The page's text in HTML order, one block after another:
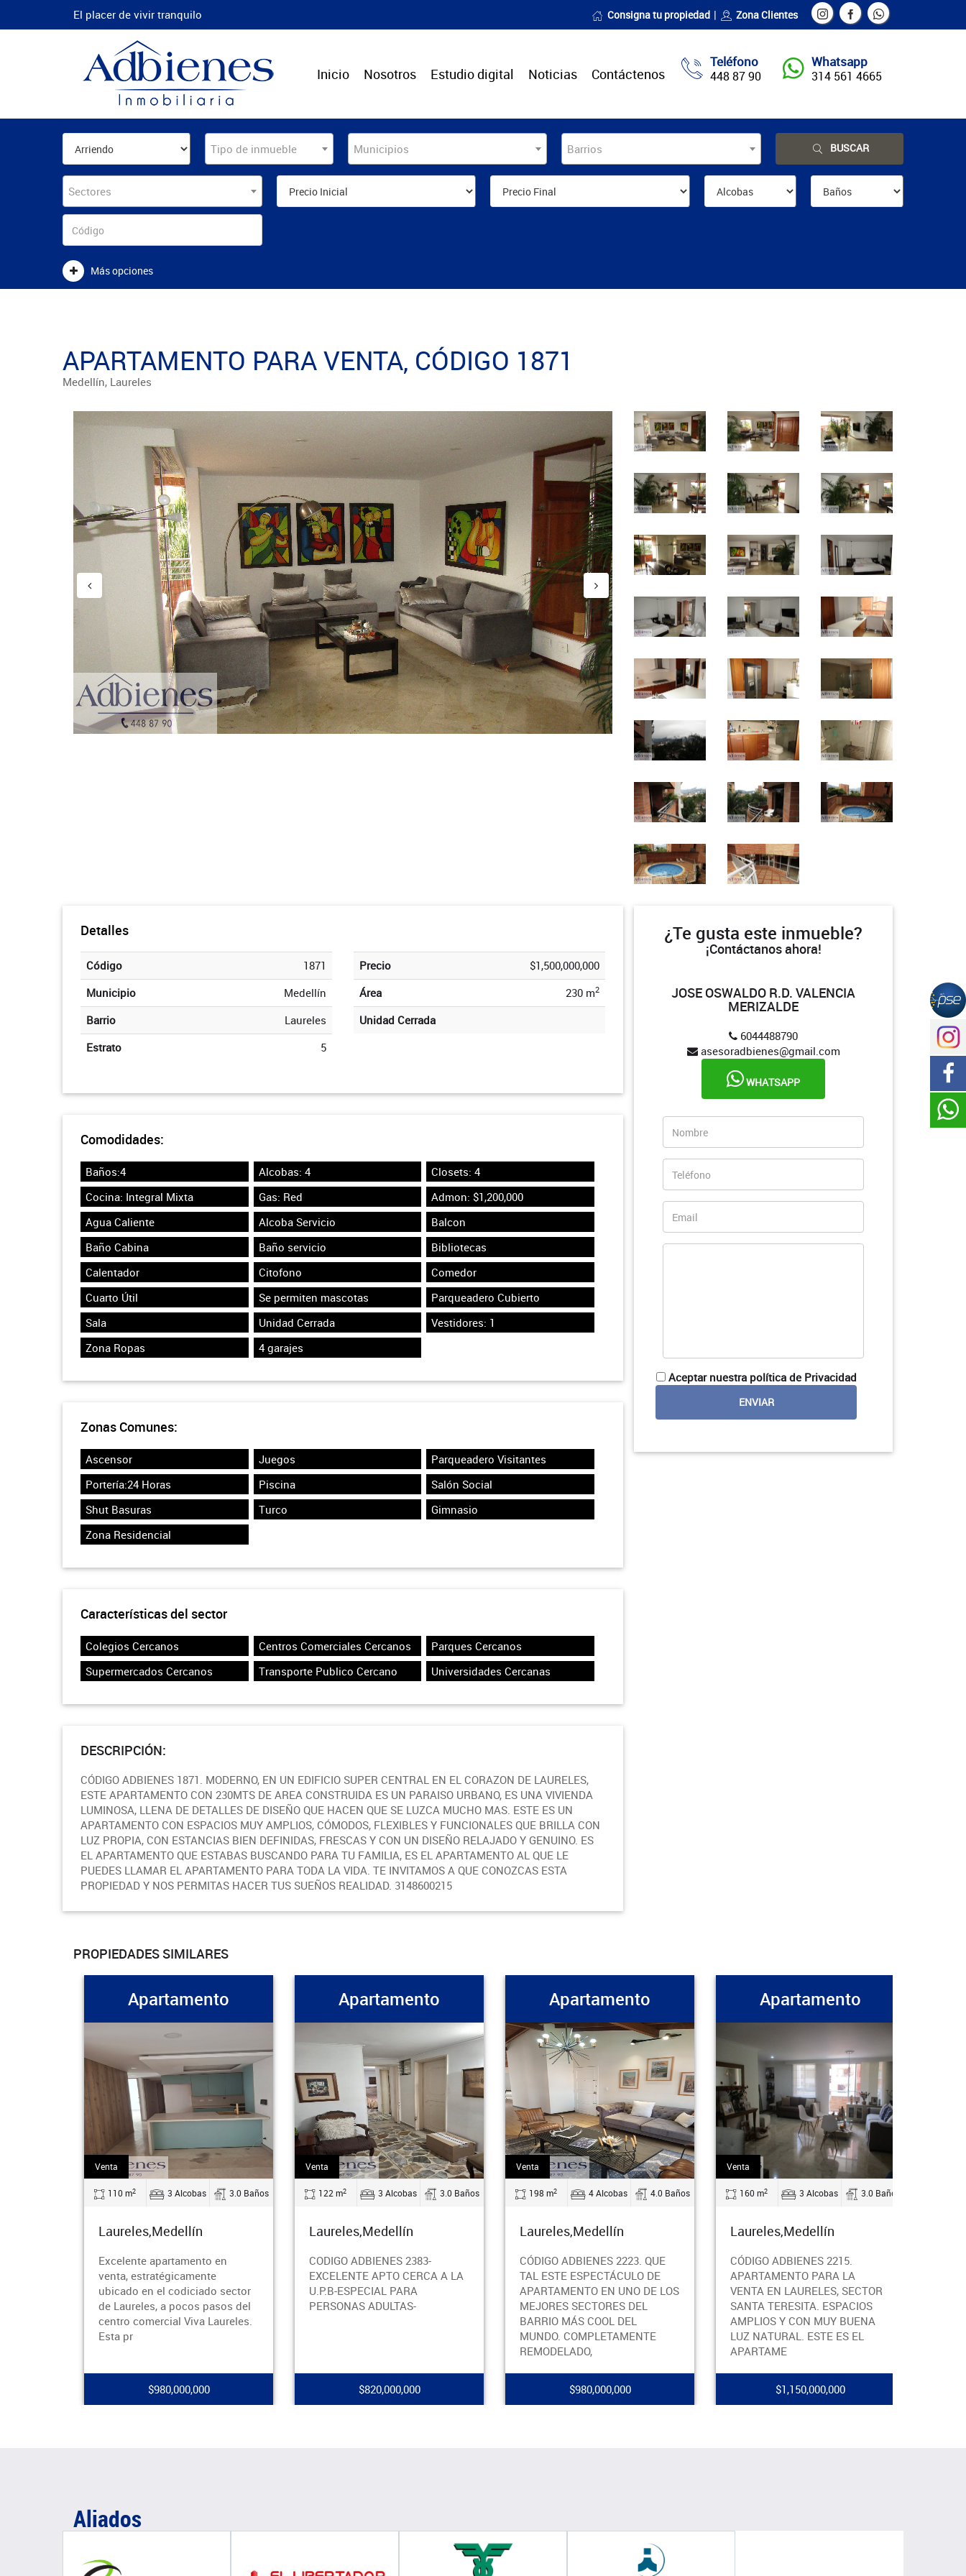
El placer de vivir tranquilo Consigna tu propiedad Zona Clientes
Teléfono
448 87 90
Whatsapp
314 561 4665
Inicio Nosotros Estudio digital Noticias Contáctenos
Tipo de inmueble Municipios Barrios BUSCAR
Sectores
Más opciones
APARTAMENTO PARA VENTA, CÓDIGO 1871
Medellín, Laureles
Detalles
Código
1871
Municipio
Medellín
Barrio
Laureles
Estrato
5
Precio
$1,500,000,000
Área
230 m2
Unidad Cerrada
Comodidades:
Baños:4 Alcobas: 4
Closets: 4
Cocina: Integral Mixta
Gas: Red
Admon: $1,200,000
Agua Caliente
Alcoba Servicio
Balcon
Baño Cabina
Baño servicio
Bibliotecas
Calentador
Citofono
Comedor
Cuarto Útil
Se permiten mascotas
Parqueadero Cubierto
Sala
Unidad Cerrada
Vestidores: 1
Zona Ropas
4 garajes
Zonas Comunes:
Ascensor Juegos
Parqueadero Visitantes
Portería:24 Horas
Piscina
Salón Social
Shut Basuras
Turco
Gimnasio
Zona Residencial
Características del sector
Colegios Cercanos Centros Comerciales Cercanos
Parques Cercanos
Supermercados Cercanos
Transporte Publico Cercano Universidades Cercanas
DESCRIPCIÓN:
CÓDIGO ADBIENES 1871. MODERNO, EN UN EDIFICIO SUPER CENTRAL EN EL CORAZON DE LAURELES,
ESTE APARTAMENTO CON 230MTS DE AREA CONSTRUIDA ES UN PARAISO URBANO, ES UNA VIVIENDA
LUMINOSA, LLENA DE DETALLES DE DISEÑO QUE HACEN QUE SE LUZCA MUCHO MAS. ESTE ES UN
APARTAMENTO CON ESPACIOS MUY AMPLIOS, CÓMODOS, FLEXIBLES Y FUNCIONALES QUE BRILLA CON
LUZ PROPIA, CON ESTANCIAS BIEN DEFINIDAS, FRESCAS Y CON UN DISEÑO RELAJADO Y GENUINO. ES
EL APARTAMENTO QUE ESTABAS BUSCANDO PARA TU FAMILIA, ES EL APARTAMENTO AL QUE LE
PUEDES LLAMAR EL APARTAMENTO PARA TODA LA VIDA. TE INVITAMOS A QUE CONOZCAS ESTA
PROPIEDAD Y NOS PERMITAS HACER TUS SUEÑOS REALIDAD. 3148600215
¿Te gusta este inmueble?
¡Contáctanos ahora!
JOSE OSWALDO R.D. VALENCIA
MERIZALDE
6044488790
asesoradbienes@gmail.com
WHATSAPP
Aceptar nuestra política de Privacidad
PROPIEDADES SIMILARES
3.0 Baños
el codiciado sector
a pocos pasos del
Viva Laureles.
Apartamento
Venta
122 m2 3 Alcobas 3.0 Baños
Laureles,Medellín
CODIGO ADBIENES 2383-
EXCELENTE APTO CERCA A LA
U.P.B-ESPECIAL PARA
PERSONAS ADULTAS-
$820,000,000
Apartamento
Venta
198 m2 4 Alcobas 4.0 Baños
Laureles,Medellín
CÓDIGO ADBIENES 2223. QUE
TAL ESTE ESPECTÁCULO DE
APARTAMENTO EN UNO DE LOS
MEJORES SECTORES DEL
$980,000,000
Apartamento
Venta
160 m2 3 Alcobas 3.0 Baños
Laureles,Medellín
CÓDIGO ADBIENES 2215.
APARTAMENTO PARA LA
VENTA EN LAURELES, SECTOR
SANTA TERESITA. ESPACIOS
AMPLIOS Y CON MUY BUENA
LUZ NATURAL. ESTE ES EL
APARTAME
$1,150,000,000
Apartamento
Venta
210 m2 3 Alcobas
Laureles,Medellín
CÓDIGO ADBIENES 2001. UN
APARTAMENTO TRADICIONAL,
PLENO DE AMPLIOS ESPACIOS
Y UN AREA SOCIAL QUE SE
CONECTA CON UN BALCON
SUPER AGRADABLE PARA
$850,000,000
Aliados